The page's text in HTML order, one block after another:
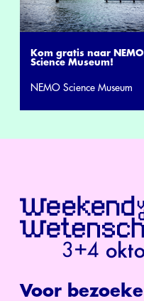
Kom gratis naar NEMO
Science Museum!
NEMO Science Museum
Voor